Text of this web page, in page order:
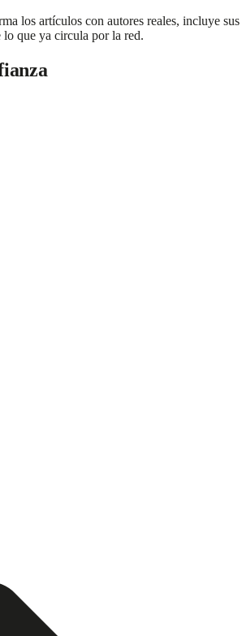
los artículos con autores reales, incluye
que ya circula por la red.